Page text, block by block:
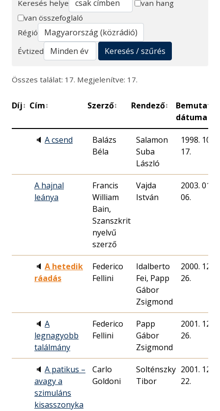
Keresés
Keresés helye
van hang
van összefoglaló
Régió
Évtized
Keresés / szűrés
Összes találat: 17. Megjelenítve: 17.
Díj↕ Cím↕ Szerző↕ Rendező↕
Bemutató
dátuma
🔈 A csend
Balázs
Béla
Salamon
Suba
László
1998. 10.
17.
A hajnal
leánya
Francis
William
Bain,
Szanszkrit
nyelvű
szerző
Vajda
István
2003. 01.
06.
🔈 A hetedik
ráadás
Federico
Fellini
Idalberto
Fei, Papp
Gábor
Zsigmond
2000. 12.
26.
🔈 A
legnagyobb
találmány
Federico
Fellini
Papp
Gábor
Zsigmond
2001. 12.
26.
🔈 A patikus –
avagy a
szimuláns
kisasszonyka
Carlo
Goldoni
Solténszky
Tibor
2001. 12.
22.